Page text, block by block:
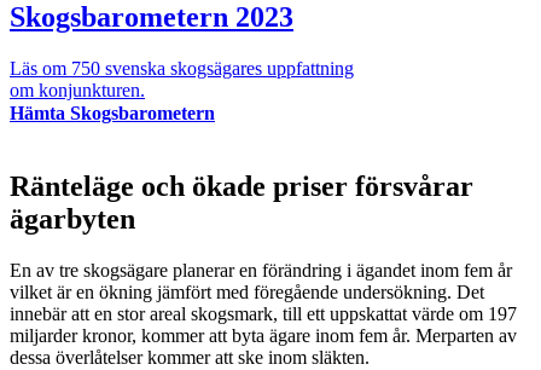
Skogsbarometern 2023
Läs om 750 svenska skogsägares uppfattning
om konjunkturen.
Hämta Skogsbarometern
Ränteläge och ökade priser försvårar
ägarbyten
En av tre skogsägare planerar en förändring i ägandet inom fem år
vilket är en ökning jämfört med föregående undersökning. Det
innebär att en stor areal skogsmark, till ett uppskattat värde om 197
miljarder kronor, kommer att byta ägare inom fem år. Merparten av
dessa överlåtelser kommer att ske inom släkten.